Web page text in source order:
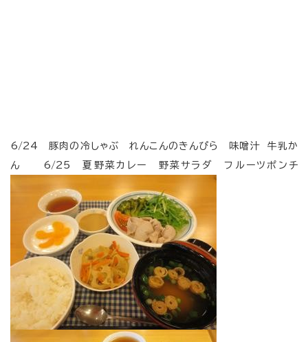
6/24 豚肉の冷しゃぶ れんこんのきんぴら 味噌汁 牛乳か
ん 6/25 夏野菜カレー 野菜サラダ フルーツポンチ